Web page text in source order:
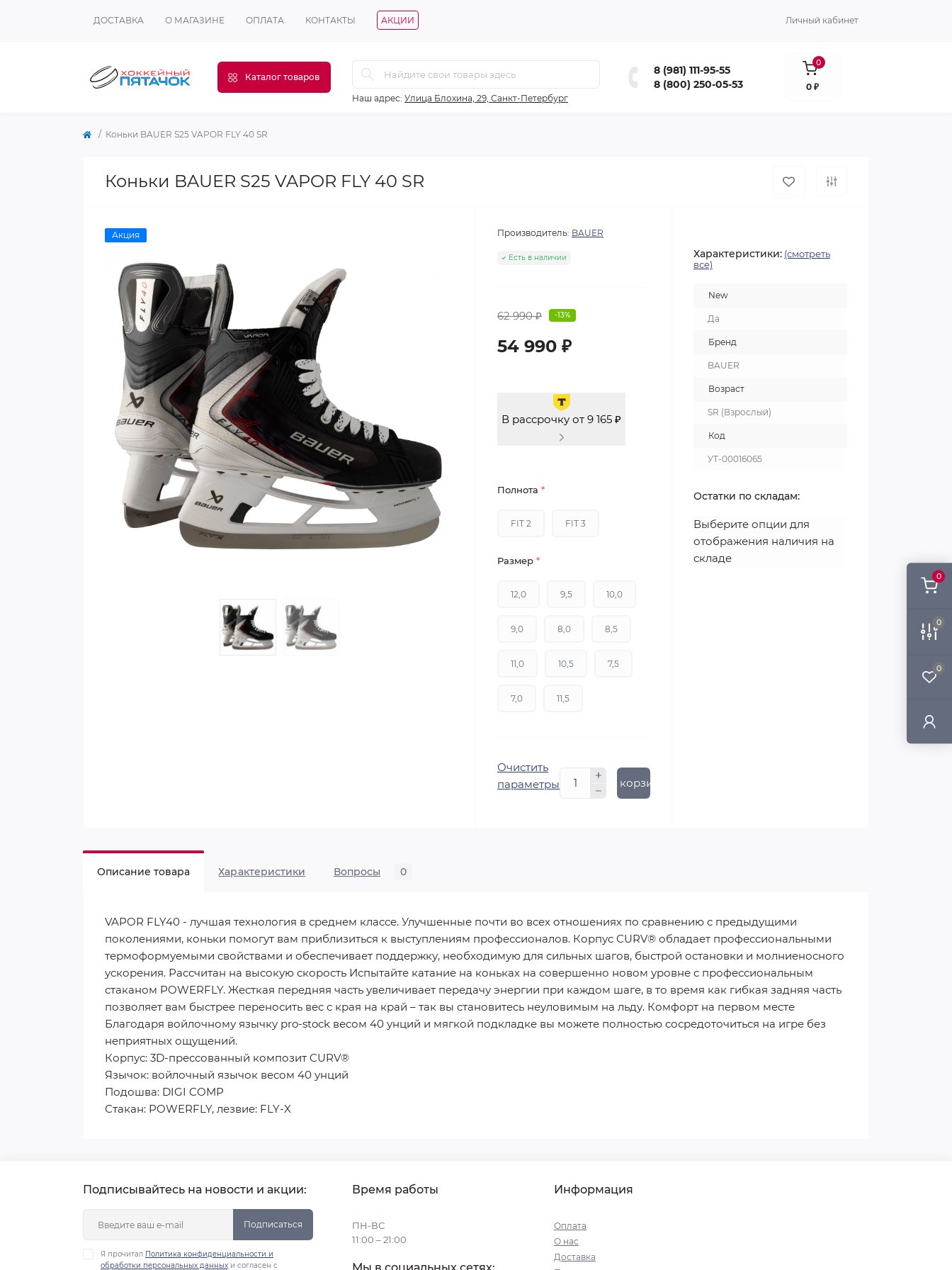
0
0
0
ДОСТАВКА О МАГАЗИНЕ ОПЛАТА КОНТАКТЫ АКЦИИ Личный кабинет
Каталог товаров
Наш адрес: Улица Блохина, 29, Санкт-Петербург
8 (981) 111-95-55
8 (800) 250-05-53
0
0 ₽
Коньки BAUER S25 VAPOR FLY 40 SR
Коньки BAUER S25 VAPOR FLY 40 SR
Акция Производитель: BAUER
Есть в наличии
62 990 ₽ -13%
54 990 ₽
В рассрочку от 9 165 ₽
Полнота *
FIT 2 FIT 3
Размер *
12,0 9,5 10,0
9,0 8,0 8,5
11,0 10,5 7,5
7,0 11,5
Очистить
параметры
В корзину
Характеристики: (смотреть
все)
New
Да
Бренд
BAUER
Возраст
SR (Взрослый)
Код
УТ-00016065
Остатки по складам:
Выберите опции для
отображения наличия на
складе
Описание товара Характеристики Вопросы 0
VAPOR FLY40 - лучшая технология в среднем классе. Улучшенные почти во всех отношениях по сравнению с предыдущими
поколениями, коньки помогут вам приблизиться к выступлениям профессионалов. Корпус CURV® обладает профессиональными
термоформуемыми свойствами и обеспечивает поддержку, необходимую для сильных шагов, быстрой остановки и молниеносного
ускорения. Рассчитан на высокую скорость Испытайте катание на коньках на совершенно новом уровне с профессиональным
стаканом POWERFLY. Жесткая передняя часть увеличивает передачу энергии при каждом шаге, в то время как гибкая задняя часть
позволяет вам быстрее переносить вес с края на край – так вы становитесь неуловимым на льду. Комфорт на первом месте
Благодаря войлочному язычку pro-stock весом 40 унций и мягкой подкладке вы можете полностью сосредоточиться на игре без
неприятных ощущений.
Корпус: 3D-прессованный композит CURV®
Язычок: войлочный язычок весом 40 унций
Подошва: DIGI COMP
Стакан: POWERFLY, лезвие: FLY-X
Подписывайтесь на новости и акции:
Подписаться
Я прочитал Политика конфиденциальности и
обработки персональных данных и согласен с
Время работы
ПН-ВС
11:00 – 21:00
Информация
Оплата
О нас
Доставка